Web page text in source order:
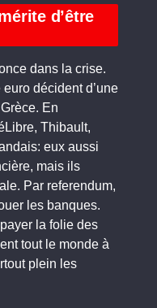
d’être
dans la crise.
décident d’une
En
Thibault,
eux aussi
mais ils
Par referendum,
les banques.
la folie des
tout le monde à
plein les